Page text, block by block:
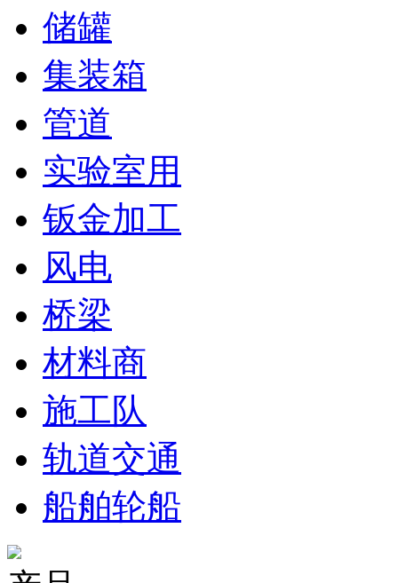
储罐
集装箱
管道
实验室用
钣金加工
风电
桥梁
材料商
施工队
轨道交通
船舶轮船